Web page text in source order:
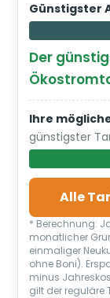
Günstigster
Der
Ihre
günstigster
Alle
* Berechnung:
monatlicher
einmaliger
ohne Boni).
minus
gilt der reguläre